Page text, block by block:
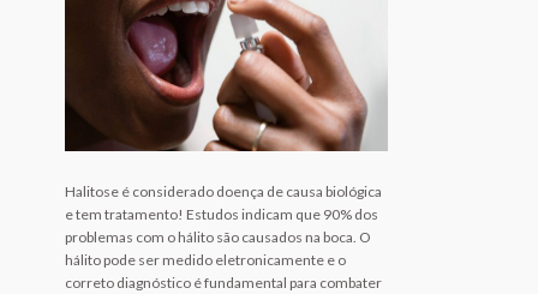
Halitose é considerado doença de causa biológica
e tem tratamento! Estudos indicam que 90% dos
problemas com o hálito são causados na boca. O
hálito pode ser medido eletronicamente e o
correto diagnóstico é fundamental para combater